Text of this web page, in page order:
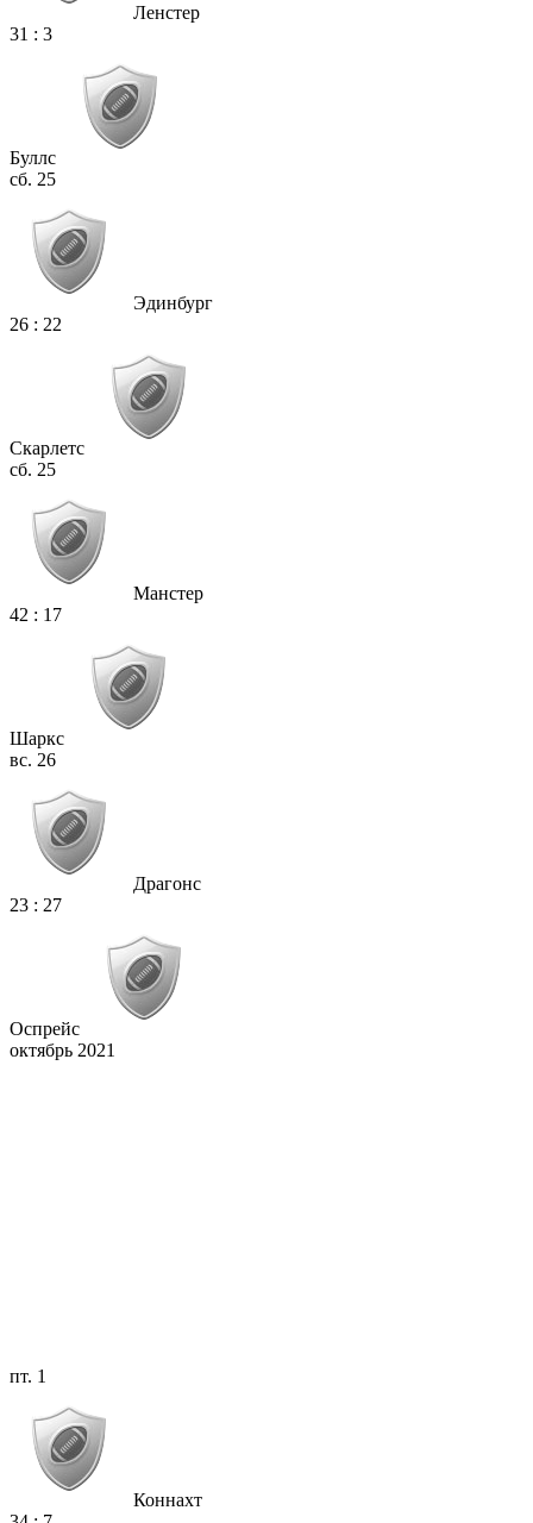
Ленстер
31 : 3
Буллс
сб. 25
Эдинбург
26 : 22
Скарлетс
сб. 25
Манстер
42 : 17
Шаркс
вс. 26
Драгонс
23 : 27
Оспрейс
октябрь 2021
пт. 1
Коннахт